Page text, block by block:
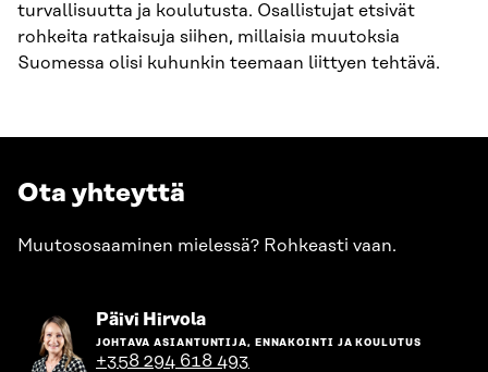
turvallisuutta ja koulutusta. Osallistujat etsivät
rohkeita ratkaisuja siihen, millaisia muutoksia
Suomessa olisi kuhunkin teemaan liittyen tehtävä.
Ota yhteyttä
Muutososaaminen mielessä? Rohkeasti vaan.
Päivi HirvolaSiirry
henkilön
sivulle
JOHTAVA ASIANTUNTIJA, ENNAKOINTI JA KOULUTUS
+358 294 618 493